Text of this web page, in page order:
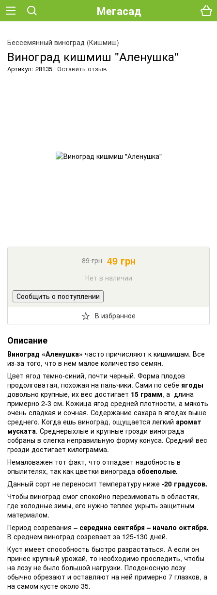
Мегасад
Бессемянный виноград (Кишмиш)
Виноград кишмиш "Аленушка"
Артикул: 28135 Оставить отзыв
89грн 49грн
Нет в наличии
Сообщить о поступлении
В избранное
Описание
Виноград «Аленушка» часто причисляют к кишмишам. Все
из-за того, что в нем малое количество семян.
Цвет ягод темно-синий, почти черный. Форма плодов
продолговатая, похожая на пальчики. Сами по себе ягоды
довольно крупные, их вес достигает 15 грамм, а длина
примерно 2-3 см. Кожица ягод средней плотности, а мякоть
очень сладкая и сочная. Содержание сахара в ягодах выше
среднего. Когда ешь виноград, ощущается легкий аромат
муската. Среднерыхлые и крупные грозди винограда
собраны в слегка неправильную форму конуса. Средний вес
грозди достигает килограмма.
Немаловажен тот факт, что отпадает надобность в
опылителях, так как цветки винограда обоеполые.
Данный сорт не переносит температуру ниже -20 градусов.
Чтобы виноград смог спокойно перезимовать в областях,
где холодные зимы, его нужно теплее укрыть защитным
материалом.
Период созревания – середина сентября – начало октября.
В среднем виноград созревает за 125-130 дней.
Куст имеет способность быстро разрастаться. А если он
принес крупный урожай, то необходимо проследить, чтобы
на лозу не было большой нагрузки. Плодоносную лозу
обычно обрезают и оставляют на ней примерно 7 глазков, а
на самом кусте около 35.